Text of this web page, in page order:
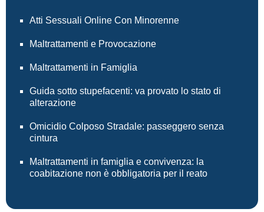
Atti Sessuali Online Con Minorenne
Maltrattamenti e Provocazione
Maltrattamenti in Famiglia
Guida sotto stupefacenti: va provato lo stato di
alterazione
Omicidio Colposo Stradale: passeggero senza
cintura
Maltrattamenti in famiglia e convivenza: la
coabitazione non è obbligatoria per il reato